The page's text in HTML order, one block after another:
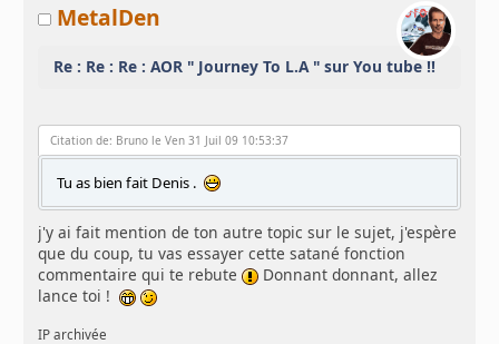
MetalDen
Re : Re : Re : AOR " Journey To L.A " sur You tube !!
Citation de: Bruno le Ven 31 Juil 09 10:53:37
Tu as bien fait Denis .
j'y ai fait mention de ton autre topic sur le sujet, j'espère
que du coup, tu vas essayer cette satané fonction
commentaire qui te rebute
Donnant donnant, allez
lance toi !
IP archivée